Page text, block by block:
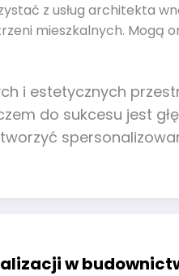
z usług architekta
mieszkalnych. Mogą
i estetycznych
do sukcesu jest
w